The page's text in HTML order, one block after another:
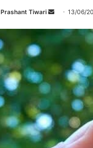
Prashant Tiwari
Send
email
13/06/